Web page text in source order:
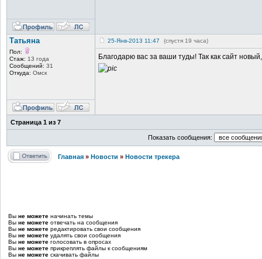
Татьяна
Пол:
Стаж: 13 года
Сообщений: 31
Откуда: Омск
25-Янв-2013 11:47 (спустя 19 часа)
Благодарю вас за ваши туды! Так как сайт
Страница 1 из 7
Показать сообщения:
Главная » Новости » Новости трекера
Вы не можете начинать темы
Вы не можете отвечать на сообщения
Вы не можете редактировать свои сообщения
Вы не можете удалять свои сообщения
Вы не можете голосовать в опросах
Вы не можете прикреплять файлы к сообщениям
Вы не можете скачивать файлы